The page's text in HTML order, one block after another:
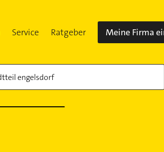
Service Ratgeber Meine Firma